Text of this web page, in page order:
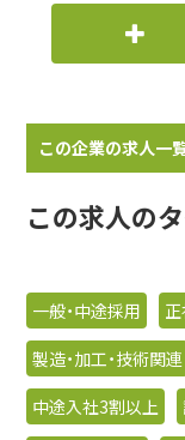
この企業の求人一
この求人の
一般・中途採用
製造・加工・技術関連
中途入社3割以上